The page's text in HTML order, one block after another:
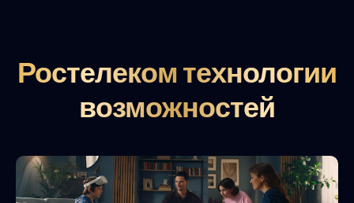
Ростелеком технологии
возможностей